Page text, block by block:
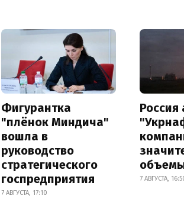
Фигурантка
"плёнок Миндича"
вошла в
руководство
стратегического
госпредприятия
7 АВГУСТА, 17:10
Россия
7 АВГУСТА,